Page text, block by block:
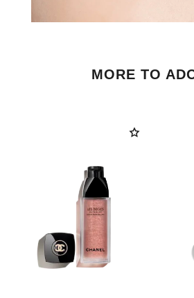
MORE TO